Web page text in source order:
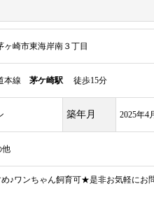
ヶ崎市東海岸南３丁目
本線 茅ケ崎駅 徒歩15分
築年月 2025年4
他
♪ワンちゃん飼育可★是非お気軽にお